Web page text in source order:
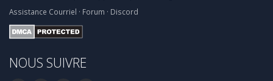
Assistance Courriel · Forum · Discord
NOUS SUIVRE